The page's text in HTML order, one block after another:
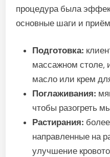
процедура была
основные шаги и
Подготовка:
массажном столе,
масло или крем
Поглаживания:
чтобы разогреть
Растирания:
направленные на
улучшение